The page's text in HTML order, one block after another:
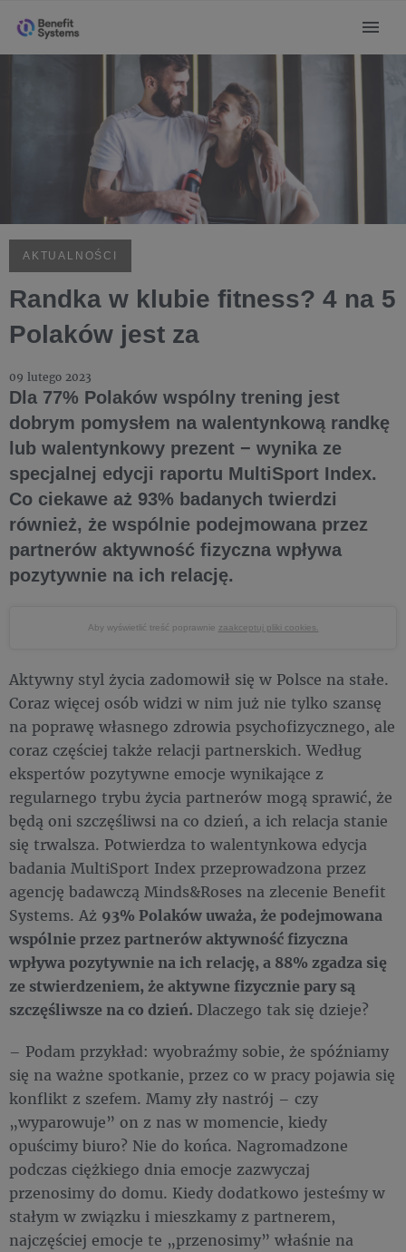
AKTUALNOŚCI
Randka w klubie fitness? 4 na 5
Polaków jest za
09 lutego 2023
Dla 77% Polaków wspólny trening jest
dobrym pomysłem na walentynkową randkę
lub walentynkowy prezent − wynika ze
specjalnej edycji raportu MultiSport Index.
Co ciekawe aż 93% badanych twierdzi
również, że wspólnie podejmowana przez
partnerów aktywność fizyczna wpływa
pozytywnie na ich relację.
Aby wyświetlić treść poprawnie zaakceptuj pliki cookies.
Aktywny styl życia zadomowił się w Polsce na stałe.
Coraz więcej osób widzi w nim już nie tylko szansę
na poprawę własnego zdrowia psychofizycznego, ale
coraz częściej także relacji partnerskich. Według
ekspertów pozytywne emocje wynikające z
regularnego trybu życia partnerów mogą sprawić, że
będą oni szczęśliwsi na co dzień, a ich relacja stanie
się trwalsza. Potwierdza to walentynkowa edycja
badania MultiSport Index przeprowadzona przez
agencję badawczą Minds&Roses na zlecenie Benefit
Systems. Aż 93% Polaków uważa, że podejmowana
wspólnie przez partnerów aktywność fizyczna
wpływa pozytywnie na ich relację, a 88% zgadza się
ze stwierdzeniem, że aktywne fizycznie pary są
szczęśliwsze na co dzień. Dlaczego tak się dzieje?
– Podam przykład: wyobraźmy sobie, że spóźniamy
się na ważne spotkanie, przez co w pracy pojawia się
konflikt z szefem. Mamy zły nastrój – czy
„wyparowuje” on z nas w momencie, kiedy
opuścimy biuro? Nie do końca. Nagromadzone
podczas ciężkiego dnia emocje zazwyczaj
przenosimy do domu. Kiedy dodatkowo jesteśmy w
stałym w związku i mieszkamy z partnerem,
najczęściej emocje te „przenosimy” właśnie na